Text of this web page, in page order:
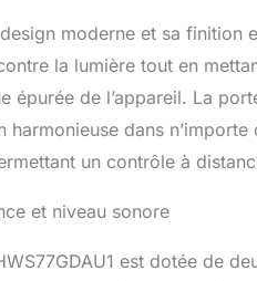
moderne et sa finition
la lumière tout en
épurée de l’appareil. La
harmonieuse dans
un contrôle à
et niveau sonore
est dotée de